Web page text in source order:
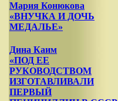
Мария Конюкова
«ВНУЧКА И ДОЧЬ
МЕДАЛЬЕ»
Дина Каим
«ПОД ЕЕ
РУКОВОДСТВОМ
ИЗГОТАВЛИВАЛИ
ПЕРВЫЙ